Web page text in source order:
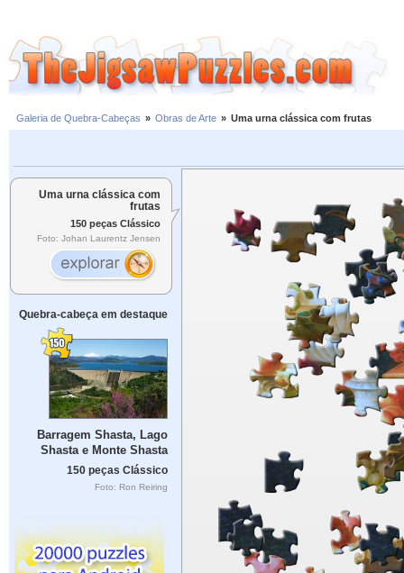
Galeria de Quebra-Cabeças » Obras de Arte » Uma urna clássica com frutas
Uma urna clássica com
frutas
150 peças Clássico
Foto: Johan Laurentz Jensen
Quebra-cabeça em destaque
Barragem Shasta, Lago
Shasta e Monte Shasta
150 peças Clássico
Foto: Ron Reiring